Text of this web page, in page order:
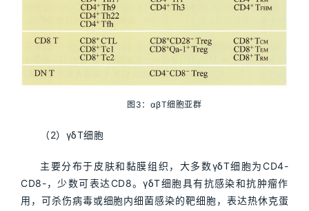
图3：αβT细胞亚群
（2）γδT细胞
主要分布于皮肤和黏膜组织，大多数γδT细胞为CD4-
CD8-，少数可表达CD8。γδT细胞具有抗感染和抗肿瘤作
用，可杀伤病毒或细胞内细菌感染的靶细胞，表达热休克蛋